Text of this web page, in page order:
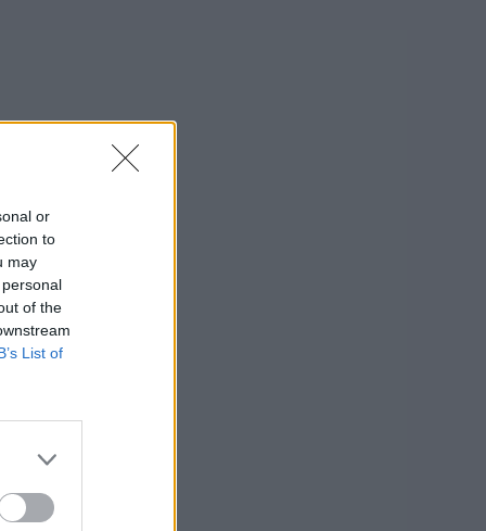
or
to
may
of the
List of